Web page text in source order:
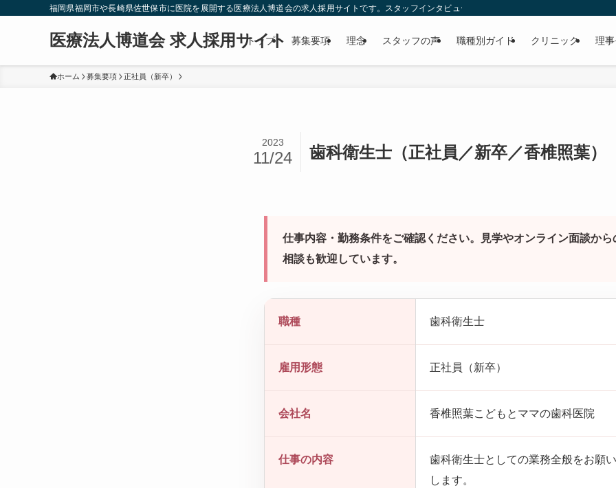
福岡県福岡市や長崎県佐世保市に医院を展開する医療法人博道会の求人採用サイトです。スタッフインタビューや福利厚生、理事長に聞く99の質問
医療法人博道会 求人採用サイト
トップ 募集要項 理念 スタッフの声 職種別ガイド クリニック 理
ホーム 募集要項 正社員（新卒）
歯科衛生士（正社員／新卒／香椎照葉）
2023
11/24
仕事内容・勤務条件をご確認ください。見学やオンライン面談から
相談も歓迎しています。
職種 歯科衛生士
雇用形態 正社員（新卒）
会社名 香椎照葉こどもとママの歯科医院
仕事の内容
歯科衛生士としての業務全般をお願
します。